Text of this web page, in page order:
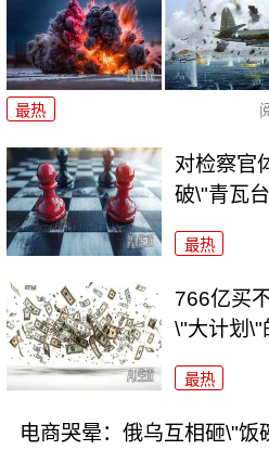
最热
对检察官
破\"青瓦
最热
766亿买
\"大计划\"
最热
电商哭晕：俄乌互相砸\"饭